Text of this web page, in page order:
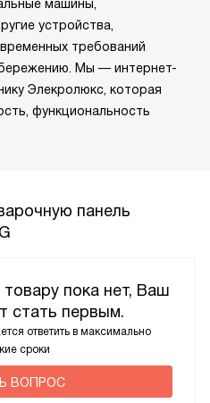
машины,
устройства,
требований
Мы — интернет-
Элекролюкс, которая
функциональность
панель
пока нет, Ваш
стать первым.
ответить в максимально
сроки
ВОПРОС